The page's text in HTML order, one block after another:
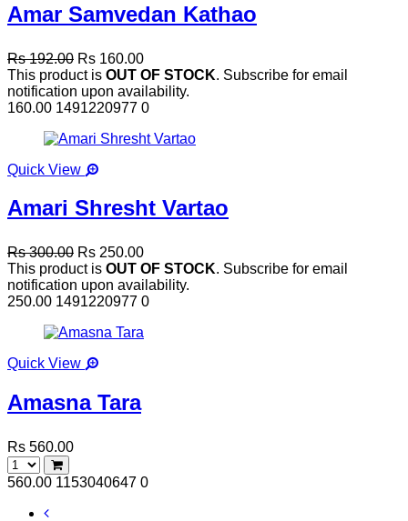
Amar Samvedan Kathao
Rs 192.00 Rs 160.00
This product is OUT OF STOCK. Subscribe for email
notification upon availability.
160.00 1491220977 0
Quick View
Amari Shresht Vartao
Rs 300.00 Rs 250.00
This product is OUT OF STOCK. Subscribe for email
notification upon availability.
250.00 1491220977 0
Quick View
Amasna Tara
Rs 560.00
560.00 1153040647 0